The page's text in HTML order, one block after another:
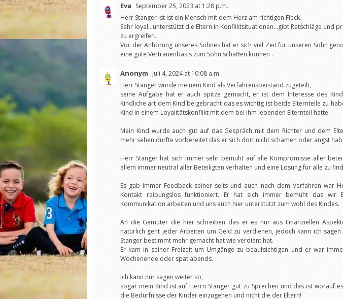
Eva September 25, 2023 at 1:28 p.m.
Herr Stanger ist ist ein Mensch mit dem Herz am richtigen Fleck.
Sehr loyal…unterstützt die Eltern in Konfliktsituationen…gibt Ratschläge und
zu ergreifen.
Vor der Anhörung unseres Sohnes hat er sich viel Zeit für unseren Sohn
eine gute Vertrauenbasis zum Sohn schaffen können .
Anonym Juli 4, 2024 at 10:08 a.m.
Herr Stanger wurde meinem Kind als Verfahrensbeistand zugeteilt,
seine Aufgabe hat er auch spitze gemacht, er ist dem Interesse des
Kindliche art dem Kind beigebracht das es wichtig ist beide Elternteile zu
Kind in einem Loyalitätskonflikt mit dem bei ihm lebenden Elternteil hatte.
Mein Kind wurde auch gut auf das Gespräch mit dem Richter und dem
mehr sehen durfte vorbereitet das er sich dort nicht schämen oder angst
Herr Stanger hat sich immer sehr bemüht auf alle Kompromisse aller
allem immer neutral aller Beteiligten verhalten und eine Lösung für alle zu
Es gab immer Feedback seiner seits und auch nach dem Verfahren war
Kontakt reibungslos funktioniert. Er hat sich immer bemüht das wir
Kommunikation arbeiten und uns auch hier unterstützt zum wohl des Kindes.
An die Gemüter die hier schreiben das er es nur aus Finanziellen
natürlich geht jeder Arbeiten um Geld zu verdienen, jedoch kann ich
Stanger bestimmt mehr gemacht hat wie verdient hat.
Er kam in seiner Freizeit um Umgänge zu beaufsichtigen und er war
Wochenende oder spät abends.
Ich kann nur sagen weiter so,
sogar mein Kind ist auf Herrn Stanger gut zu Sprechen und das ist worauf
die Bedürfnisse der Kinder einzugehen und nicht die der Eltern!